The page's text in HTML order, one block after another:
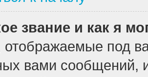
звание и как я
отображаемые под
вами сообщений,